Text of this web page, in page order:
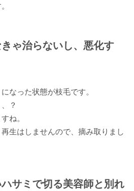
ゃ治らないし、悪化す
なった状態が枝毛です。
？
ね。
生はしませんので、摘み取りまし
サミで切る美容師と別れ